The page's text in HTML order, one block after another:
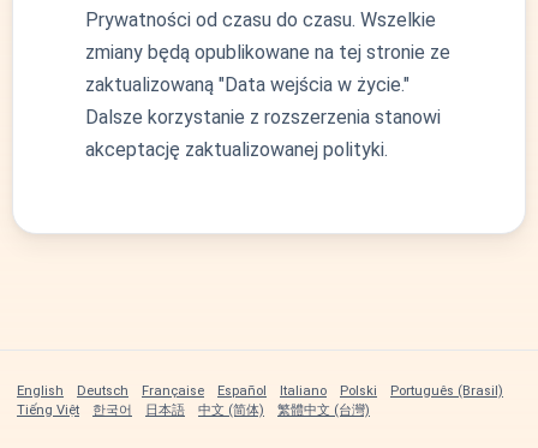
Prywatności od czasu do czasu. Wszelkie
zmiany będą opublikowane na tej stronie ze
zaktualizowaną "Data wejścia w życie."
Dalsze korzystanie z rozszerzenia stanowi
akceptację zaktualizowanej polityki.
English Deutsch Française Español Italiano Polski
Português (Brasil)
Tiếng Việt
한국어 日本語 中文 (简体) 繁體中文 (台灣)